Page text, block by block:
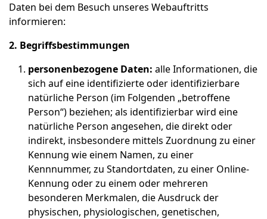
Daten bei dem Besuch unseres Webauftritts
informieren:
2. Begriffsbestimmungen
personenbezogene Daten: alle Informationen, die
sich auf eine identifizierte oder identifizierbare
natürliche Person (im Folgenden „betroffene
Person“) beziehen; als identifizierbar wird eine
natürliche Person angesehen, die direkt oder
indirekt, insbesondere mittels Zuordnung zu einer
Kennung wie einem Namen, zu einer
Kennnummer, zu Standortdaten, zu einer Online-
Kennung oder zu einem oder mehreren
besonderen Merkmalen, die Ausdruck der
physischen, physiologischen, genetischen,